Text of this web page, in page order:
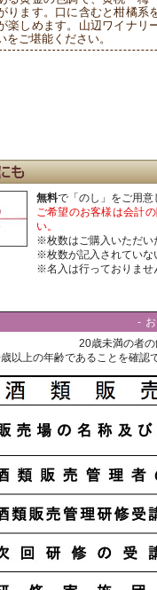
ります。口に含むと柑橘系
楽しめます。山辺ワイナリ
をご堪能ください。
無料で「のし」をご用意
ご希望のお客様は会計
い。
※枚数はご購入いただい
※枚数が記入されていな
※名入は行っておりませ
-
20歳未満の者の
以上の年齢であることを確認